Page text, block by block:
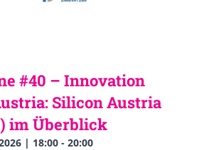
#40 – Innovation
Silicon Austria
im Überblick
| 18:00 - 20:00